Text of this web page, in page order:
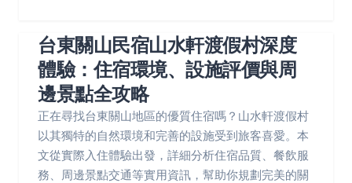
台東關山民宿山水軒渡假村深度
體驗：住宿環境、設施評價與周
邊景點全攻略
正在尋找台東關山地區的優質住宿嗎？山水軒渡假村
以其獨特的自然環境和完善的設施受到旅客喜愛。本
文從實際入住體驗出發，詳細分析住宿品質、餐飲服
務、周邊景點交通等實用資訊，幫助你規劃完美的關